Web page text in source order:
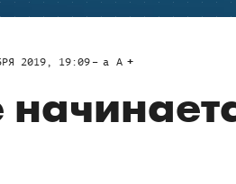
2019, 19:09 a A